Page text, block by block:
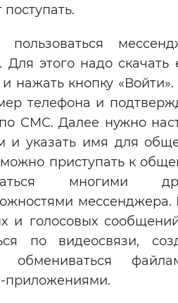
Для этого надо скачать
нажать кнопку
телефона и
СМС. Далее нужно
и указать имя для
можно приступать к
многими
мессенджера.
и голосовых
по видеосвязи,
обмениваться
приложениями.